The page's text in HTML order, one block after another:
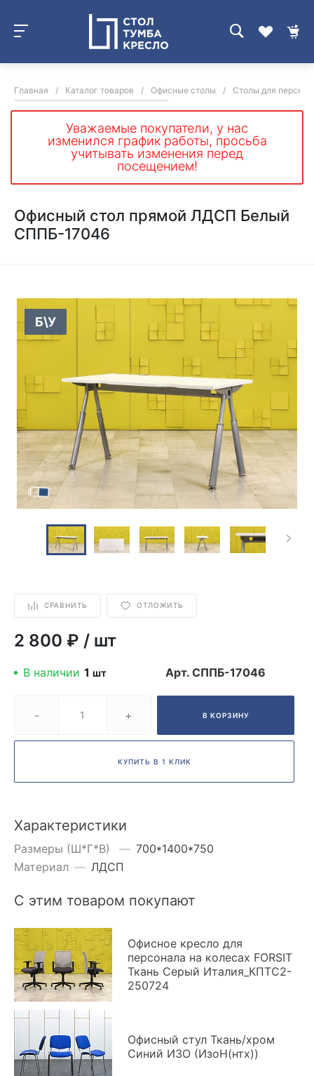
Главная / Каталог товаров / Офисные столы / Столы для
Уважаемые покупатели, у нас
изменился график работы, просьба
учитывать изменения перед
посещением!
Офисный стол прямой ЛДСП Белый
СППБ-17046
Б\У
СРАВНИТЬ ОТЛОЖИТЬ
2 800 ₽ / шт
В наличии 1 шт Арт. СППБ-17046
- + В КОРЗИНУ
КУПИТЬ В 1 КЛИК
Характеристики
Размеры (Ш*Г*В) — 700*1400*750
Материал — ЛДСП
С этим товаром покупают
Офисное кресло для
персонала на колесах FORSIT
Ткань Серый Италия_КПТС2-
250724
Офисный стул Ткань/хром
Синий ИЗО (ИзоН(нтх))